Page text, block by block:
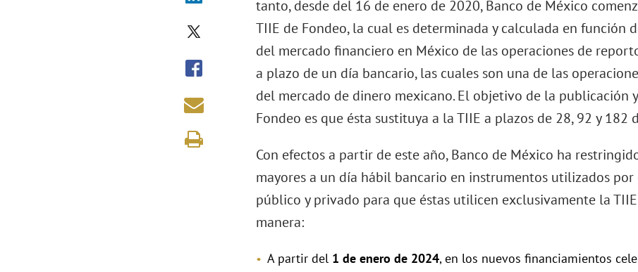
tanto, desde del 16 de enero de 2020, Banco de México
TIIE de Fondeo, la cual es determinada y calculada en
del mercado financiero en México de las operaciones de
a plazo de un día bancario, las cuales son una de las
del mercado de dinero mexicano. El objetivo de la publicación
Fondeo es que ésta sustituya a la TIIE a plazos de 28, 92 y 182
Con efectos a partir de este año, Banco de México ha
mayores a un día hábil bancario en instrumentos utilizados
público y privado para que éstas utilicen exclusivamente la
manera:
A partir del 1 de enero de 2024, en los nuevos financiamientos